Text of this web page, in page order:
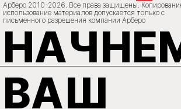
Арберо 2010-2026. Все права защищены.
использование материалов допускается только с
письменного разрешения компании Арберо
ВАШ